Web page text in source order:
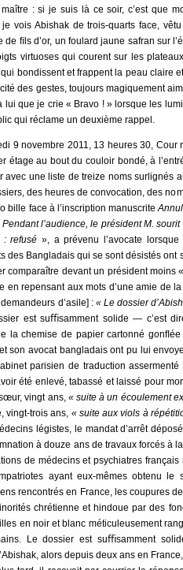
: si je suis là ce soir, c’est que
vois Abishak de trois-quarts face,
de ﬁls d’or, un foulard jaune safran sur
virtuoses qui courent sur les
bondissent et frappent la peau claire
des gestes, toujours magiquement
lui que je crie « Bravo ! » lorsque les
qui réclame un deuxième rappel.
9 novembre 2011, 13 heures 30,
étage au bout du couloir bondé, à
avec une liste de treize noms surlignés
des heures de convocation, des
bille face à l’inscription manuscrite
Pendant l’audience, le président M.
: refusé », a prévenu l’avocate
des Bangladais qui se sont désistés
comparaître devant un président moins
en repensant aux mots d’une amie de
d’asile] :« Le dossier
est suﬃsamment solide — c’est
la chemise de papier cartonné
son avocat bangladais ont pu lui
parisien de traduction
été enlevé, tabassé et laissé pour
vingt ans, « suite à un écoulement
vingt-trois ans, « suite aux viols à
légistes, le mandat d’arrêt
à douze ans de travaux forcés à
de médecins et psychiatres
ayant eux-mêmes obtenu
rencontrés en France, les coupures
chrétienne et hindoue par des
en noir et blanc méticuleusement
Le dossier est suﬃsamment
alors depuis deux ans en